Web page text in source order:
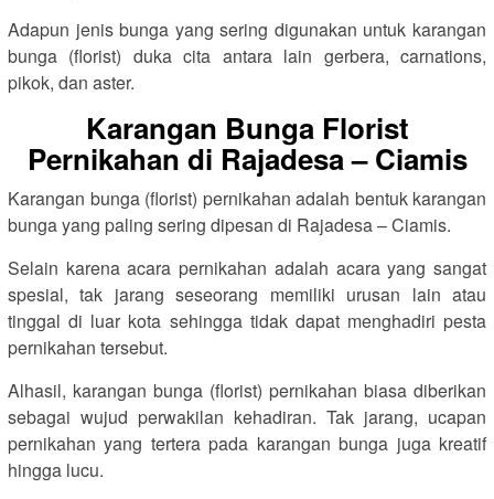
Adapun jenis bunga yang sering digunakan untuk karangan
bunga (florist) duka cita antara lain gerbera, carnations,
pikok, dan aster.
Karangan Bunga Florist
Pernikahan di Rajadesa – Ciamis
Karangan bunga (florist) pernikahan adalah bentuk karangan
bunga yang paling sering dipesan di Rajadesa – Ciamis.
Selain karena acara pernikahan adalah acara yang sangat
spesial, tak jarang seseorang memiliki urusan lain atau
tinggal di luar kota sehingga tidak dapat menghadiri pesta
pernikahan tersebut.
Alhasil, karangan bunga (florist) pernikahan biasa diberikan
sebagai wujud perwakilan kehadiran. Tak jarang, ucapan
pernikahan yang tertera pada karangan bunga juga kreatif
hingga lucu.